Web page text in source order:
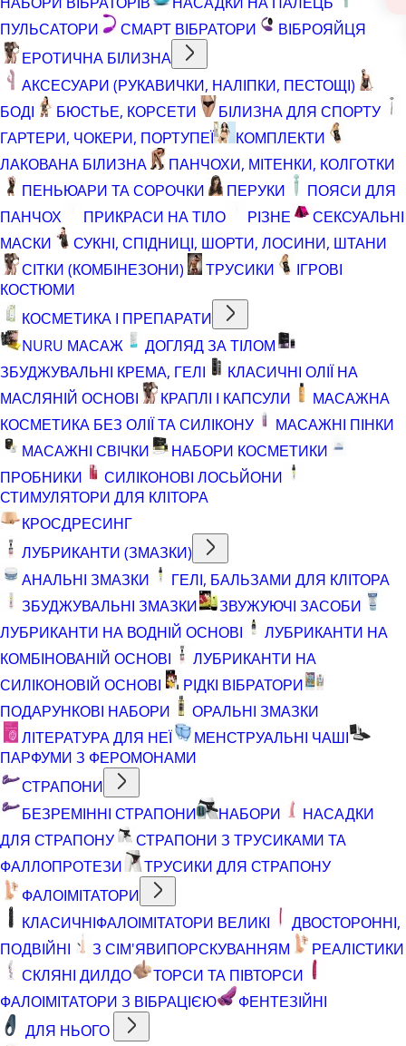
ПУЛЬСАТОРИ
СМАРТ ВІБРАТОРИ
ВІБРОЯЙЦЯ
ЕРОТИЧНА БІЛИЗНА
АКСЕСУАРИ (РУКАВИЧКИ, НАЛІПКИ, ПЕСТОЩІ)
БОДІ
БЮСТЬЕ, КОРСЕТИ
БІЛИЗНА ДЛЯ СПОРТУ
ГАРТЕРИ, ЧОКЕРИ, ПОРТУПЕЇ
КОМПЛЕКТИ
ЛАКОВАНА БІЛИЗНА
ПАНЧОХИ, МІТЕНКИ, КОЛГОТКИ
ПЕНЬЮАРИ ТА СОРОЧКИ
ПЕРУКИ
ПОЯСИ ДЛЯ
ПАНЧОХ
ПРИКРАСИ НА ТІЛО РІЗНЕ
СЕКСУАЛЬНІ
МАСКИ
СУКНІ, СПІДНИЦІ, ШОРТИ, ЛОСИНИ, ШТАНИ
СІТКИ (КОМБІНЕЗОНИ)
ТРУСИКИ
ІГРОВІ
КОСТЮМИ
КОСМЕТИКА І ПРЕПАРАТИ
NURU МАСАЖ
ДОГЛЯД ЗА ТІЛОМ
ЗБУДЖУВАЛЬНІ КРЕМА, ГЕЛІ
КЛАСИЧНІ ОЛІЇ НА
МАСЛЯНІЙ ОСНОВІ
КРАПЛІ І КАПСУЛИ
МАСАЖНА
КОСМЕТИКА БЕЗ ОЛІЇ ТА СИЛІКОНУ
МАСАЖНІ ПІНКИ
МАСАЖНІ СВІЧКИ
НАБОРИ КОСМЕТИКИ
ПРОБНИКИ
СИЛІКОНОВІ ЛОСЬЙОНИ
СТИМУЛЯТОРИ ДЛЯ КЛІТОРА
КРОСДРЕСИНГ
ЛУБРИКАНТИ (ЗМАЗКИ)
АНАЛЬНІ ЗМАЗКИ
ГЕЛІ, БАЛЬЗАМИ ДЛЯ КЛІТОРА
ЗБУДЖУВАЛЬНІ ЗМАЗКИ
ЗВУЖУЮЧІ ЗАСОБИ
ЛУБРИКАНТИ НА ВОДНІЙ ОСНОВІ
ЛУБРИКАНТИ НА
КОМБІНОВАНІЙ ОСНОВІ
ЛУБРИКАНТИ НА
СИЛІКОНОВІЙ ОСНОВІ
РІДКІ ВІБРАТОРИ
ПОДАРУНКОВІ НАБОРИ
ОРАЛЬНІ ЗМАЗКИ
ЛІТЕРАТУРА ДЛЯ НЕЇ
МЕНСТРУАЛЬНІ ЧАШІ
ПАРФУМИ З ФЕРОМОНАМИ
СТРАПОНИ
БЕЗРЕМІННІ СТРАПОНИ
НАБОРИ
НАСАДКИ
ДЛЯ СТРАПОНУ
СТРАПОНИ З ТРУСИКАМИ ТА
ФАЛЛОПРОТЕЗИ
ТРУСИКИ ДЛЯ СТРАПОНУ
ФАЛОІМІТАТОРИ
КЛАСИЧНІФАЛОІМІТАТОРИ ВЕЛИКІ
ДВОСТОРОННІ,
ПОДВІЙНІ
З СІМ'ЯВИПОРСКУВАННЯМ
РЕАЛІСТИКИ
СКЛЯНІ ДИЛДО
ТОРСИ ТА ПІВТОРСИ
ФАЛОІМІТАТОРИ З ВІБРАЦІЄЮ
ФЕНТЕЗІЙНІ
ДЛЯ НЬОГО